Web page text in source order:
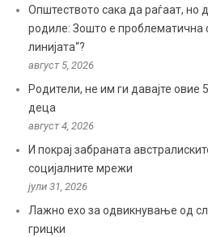
Општеството сака да раѓаат, но
родиле: Зошто е проблематична
линијата“?
август 5, 2026
Родители, не им ги давајте
деца
август 4, 2026
И покрај забраната
социјалните мрежи
јули 31, 2026
Лажно ехо за одвикнување од
грицки